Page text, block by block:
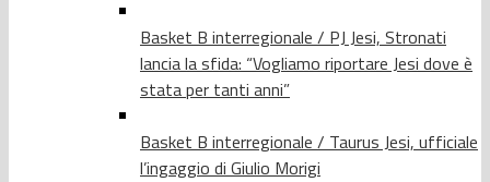
Basket B interregionale / PJ Jesi, Stronati
lancia la sfida: “Vogliamo riportare Jesi dove è
stata per tanti anni”
Basket B interregionale / Taurus Jesi, ufficiale
l’ingaggio di Giulio Morigi